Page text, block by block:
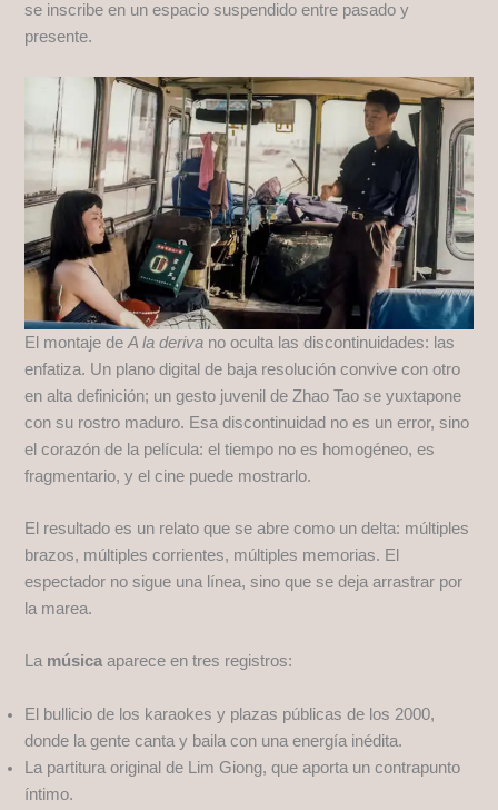
se inscribe en un espacio suspendido entre pasado y
presente.
El montaje deA la deriva no oculta las discontinuidades: las
enfatiza. Un plano digital de baja resolución convive con otro
en alta definición; un gesto juvenil de Zhao Tao se yuxtapone
con su rostro maduro. Esa discontinuidad no es un error, sino
el corazón de la película: el tiempo no es homogéneo, es
fragmentario, y el cine puede mostrarlo.
El resultado es un relato que se abre como un delta: múltiples
brazos, múltiples corrientes, múltiples memorias. El
espectador no sigue una línea, sino que se deja arrastrar por
la marea.
La músicaaparece en tres registros:
El bullicio de los karaokes y plazas públicas de los 2000,
donde la gente canta y baila con una energía inédita.
La partitura original de Lim Giong, que aporta un contrapunto
íntimo.